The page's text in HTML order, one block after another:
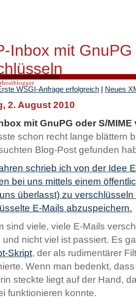
Inbox mit
WSGI-Anfrage erfolgreich | Neues
2. August 2010
mit GnuPG oder S/
schon recht lange blättern
Blog-Post gefunden
schrieb ich von der Idee
bei uns mittels einem
überlasst) zu
E-Mails abzuspeichern.
sind viele, viele E-Mails
und nicht viel ist passiert. Es
Skript, der als rudimentärer
Wenn man bedenkt,
steckte liegt auf der Hand,
funktionieren konnte.